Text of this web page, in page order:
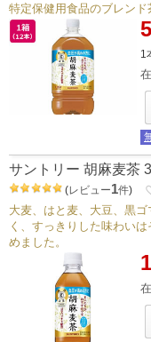
特定保健用食品のブレンド
1
サントリー 胡麻麦茶
(レビュー1件)
大麦、はと麦、大豆、黒
く、すっきりした味わい
めました。